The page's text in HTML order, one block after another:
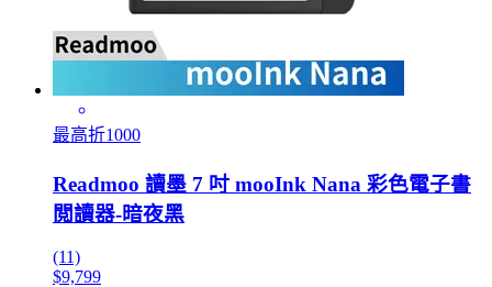
最高折1000
Readmoo 讀墨 7 吋 mooInk Nana 彩色電子書
閲讀器-暗夜黑
(11)
$9,799